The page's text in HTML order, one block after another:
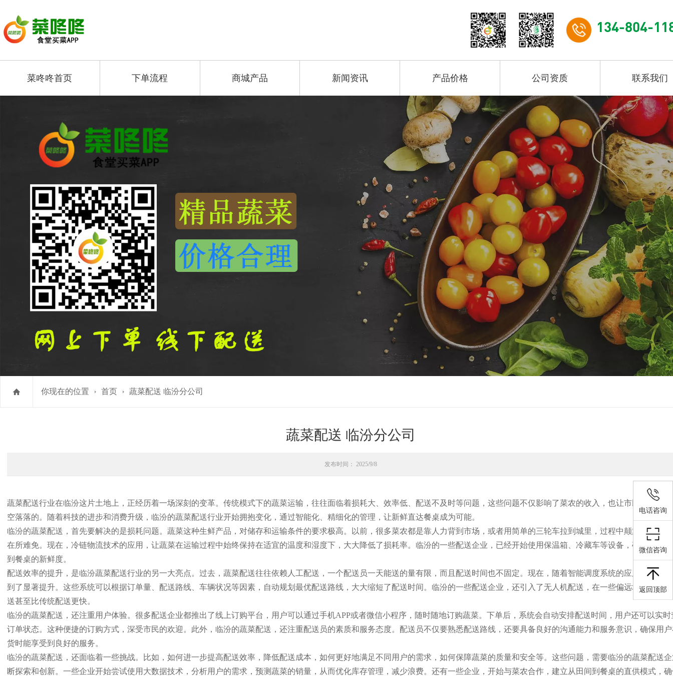
134-804-
菜咚咚首页 下单流程 商城产品 新闻资讯 产品价格 公司资质 联系我们
你现在的位置 首页 蔬菜配送 临汾分公司
蔬菜配送 临汾分公司
发布时间： 2025/9/8
蔬菜配送行业在临汾这片土地上，正经历着一场深刻的变革。传统模式下的蔬菜运输，往往面临着损耗大、效率低、配送不及时等问题，这些问题不仅影响了菜农的收入，也让市民的菜篮
空落落的。随着科技的进步和消费升级，临汾的蔬菜配送行业开始拥抱变化，通过智能化、精细化的管理，让新鲜直达餐桌成为可能。
临汾的蔬菜配送，首先要解决的是损耗问题。蔬菜这种生鲜产品，对储存和运输条件的要求极高。以前，很多菜农都是靠人力背到市场，或者用简单的三轮车拉到城里，过程中颠簸、挤压
在所难免。现在，冷链物流技术的应用，让蔬菜在运输过程中始终保持在适宜的温度和湿度下，大大降低了损耗率。临汾的一些配送企业，已经开始使用保温箱、冷藏车等设备，确保蔬菜
到餐桌的新鲜度。
配送效率的提升，是临汾蔬菜配送行业的另一大亮点。过去，蔬菜配送往往依赖人工配送，一个配送员一天能送的量有限，而且配送时间也不固定。现在，随着智能调度系统的应用，配送
到了显著提升。这些系统可以根据订单量、配送路线、车辆状况等因素，自动规划最优配送路线，大大缩短了配送时间。临汾的一些配送企业，还引入了无人机配送，在一些偏远地区，无
送甚至比传统配送更快。
临汾的蔬菜配送，还注重用户体验。很多配送企业都推出了线上订购平台，用户可以通过手机APP或者微信小程序，随时随地订购蔬菜。下单后，系统会自动安排配送时间，用户还可以实时
订单状态。这种便捷的订购方式，深受市民的欢迎。此外，临汾的蔬菜配送，还注重配送员的素质和服务态度。配送员不仅要熟悉配送路线，还要具备良好的沟通能力和服务意识，确保用
货时能享受到良好的服务。
临汾的蔬菜配送，还面临着一些挑战。比如，如何进一步提高配送效率，降低配送成本，如何更好地满足不同用户的需求，如何保障蔬菜的质量和安全等。这些问题，需要临汾的蔬菜配送
断探索和创新。一些企业开始尝试使用大数据技术，分析用户的需求，预测蔬菜的销量，从而优化库存管理，减少浪费。还有一些企业，开始与菜农合作，建立从田间到餐桌的直供模式，
电话咨询
微信咨询
返回顶部